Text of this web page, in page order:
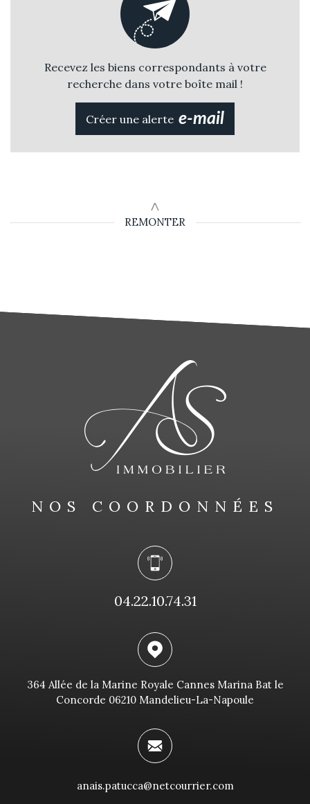
Recevez les biens correspondants à votre
recherche dans votre boîte mail !
Créer une alerte e-mail
REMONTER
NOS COORDONNÉES
04.22.10.74.31
364 Allée de la Marine Royale Cannes Marina Bat le
Concorde 06210 Mandelieu-La-Napoule
anais.patucca@netcourrier.com